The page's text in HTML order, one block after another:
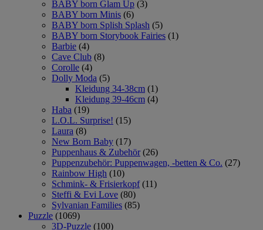
BABY born Glam Up (3)
BABY born Minis (6)
BABY born Splish Splash (5)
BABY born Storybook Fairies (1)
Barbie (4)
Cave Club (8)
Corolle (4)
Dolly Moda (5)
Kleidung 34-38cm (1)
Kleidung 39-46cm (4)
Haba (19)
L.O.L. Surprise! (15)
Laura (8)
New Born Baby (17)
Puppenhaus & Zubehör (26)
Puppenzubehör: Puppenwagen, -betten & Co. (27)
Rainbow High (10)
Schmink- & Frisierkopf (11)
Steffi & Evi Love (80)
Sylvanian Families (85)
Puzzle (1069)
3D-Puzzle (100)